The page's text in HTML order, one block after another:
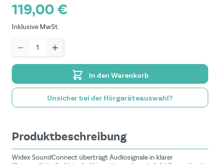
119,00 €
Inklusive MwSt.
In den Warenkorb
Unsicher bei der Hörgeräteauswahl?
Produktbeschreibung
Widex SoundConnect überträgt Audiosignale in klarer